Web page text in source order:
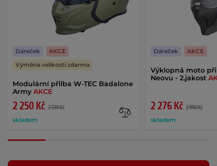
Modulární přilba W-TEC Badalone
Army AKCE
2 250 Kč 2 590 Kč
skladem
Dáreček
AKCE
Výměna velikosti zdarma
Výklopná moto
Neovu - 2.jakost
2 276 Kč 2 990 Kč
skladem
Dáreček AKCE